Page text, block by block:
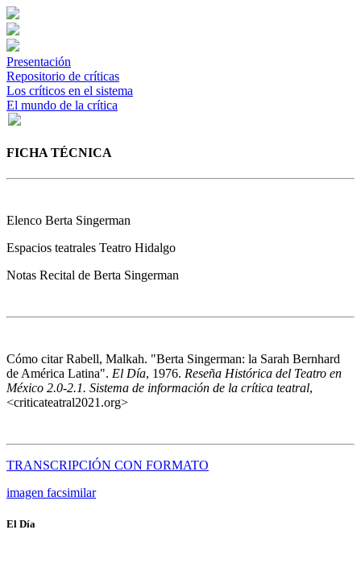
Presentación
Repositorio de críticas
Los críticos en el sistema
El mundo de la crítica
FICHA TÉCNICA
Elenco Berta Singerman
Espacios teatrales Teatro Hidalgo
Notas Recital de Berta Singerman
Cómo citarRabell, Malkah. "Berta Singerman: la Sarah Bernhard
de América Latina". El Día, 1976. Reseña Histórica del Teatro en
México 2.0-2.1. Sistema de información de la crítica teatral,
<criticateatral2021.org>
TRANSCRIPCIÓN CON FORMATO
imagen facsimilar
El Día